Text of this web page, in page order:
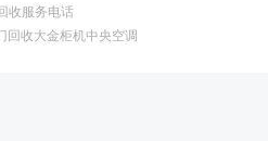
收服务电话
回收大金柜机中央空调